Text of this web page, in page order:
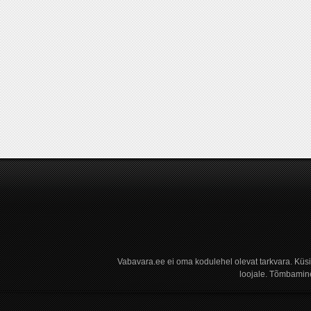
Vabavara.ee ei oma kodulehel olevat tarkvara.
loojale.